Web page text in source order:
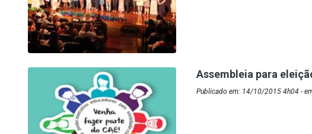
Assembleia para
Publicado em: 14/10/2015 4h04 -